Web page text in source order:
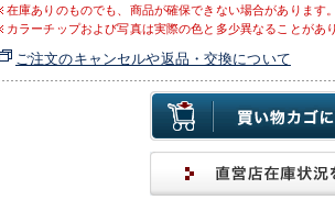
在庫ありのものでも、商品が確保できない場合があります。
カラーチップおよび写真は実際の色と多少異なることがあり
ご注文のキャンセルや返品・交換について